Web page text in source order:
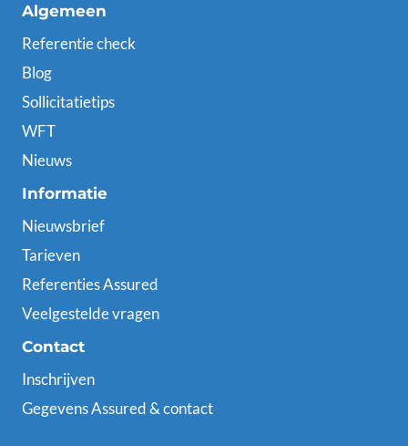
Algemeen
Referentie check
Blog
Sollicitatietips
WFT
Nieuws
Informatie
Nieuwsbrief
Tarieven
Referenties Assured
Veelgestelde vragen
Contact
Inschrijven
Gegevens Assured & contact